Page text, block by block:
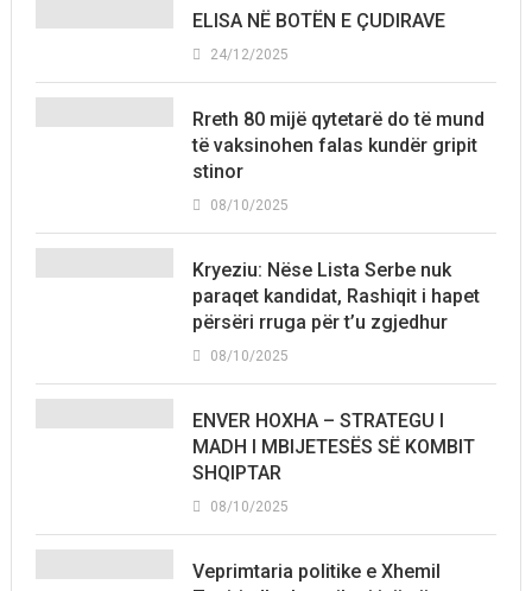
ELISA NË BOTËN E ÇUDIRAVE
24/12/2025
Rreth 80 mijë qytetarë do të mund
të vaksinohen falas kundër gripit
stinor
08/10/2025
Kryeziu: Nëse Lista Serbe nuk
paraqet kandidat, Rashiqit i hapet
përsëri rruga për t’u zgjedhur
08/10/2025
ENVER HOXHA – STRATEGU I
MADH I MBIJETESËS SË KOMBIT
SHQIPTAR
08/10/2025
Veprimtaria politike e Xhemil